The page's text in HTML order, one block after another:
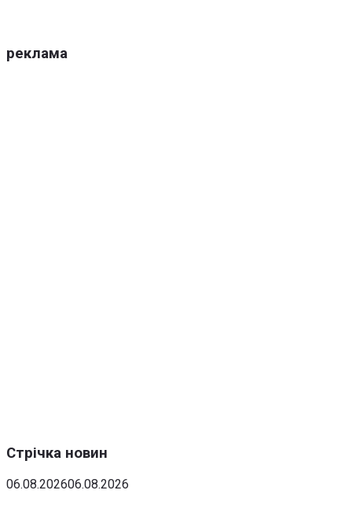
реклама
Стрічка новин
06.08.202606.08.2026